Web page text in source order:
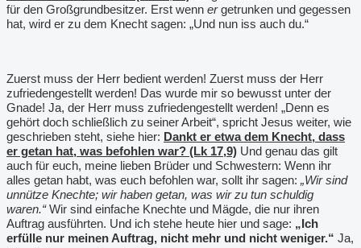
für den Großgrundbesitzer. Erst wenn ergetrunken und gegessen
hat, wird er zu dem Knecht sagen: „Und nun iss auch du.“
Zuerst muss der Herr bedient werden! Zuerst muss der Herr
zufriedengestellt werden! Das wurde mir so bewusst unter der
Gnade! Ja, der Herr muss zufriedengestellt werden! „Denn es
gehört doch schließlich zu seiner Arbeit“, spricht Jesus weiter, wie
geschrieben steht, siehe hier: Dankt er etwa dem Knecht, dass
er getan hat, was befohlen war? (Lk 17,9) Und genau das gilt
auch für euch, meine lieben Brüder und Schwestern: Wenn ihr
alles getan habt, was euch befohlen war, sollt ihr sagen: „Wir sind
unnütze Knechte; wir haben getan, was wir zu tun schuldig
waren.“Wir sind einfache Knechte und Mägde, die nur ihren
Auftrag ausführten. Und ich stehe heute hier und sage: „Ich
erfülle nur meinen Auftrag, nicht mehr und nicht weniger.“ Ja,